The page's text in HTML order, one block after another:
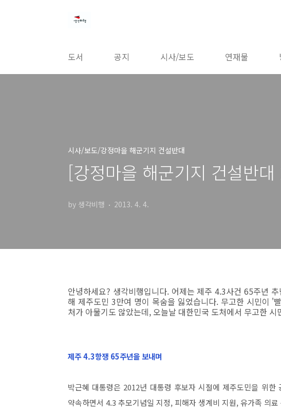
도서 공지 시사/보도 연재물
시사/보도/강정마을 해군기지 건설반대
[강정마을 해군기지 건설반
by 생각비행 2013. 4. 4.
안녕하세요? 생각비행입니다. 어제는 제주 4.3사건 65주년
해 제주도민 3만여 명이 목숨을 잃었습니다. 무고한 시민이 '
처가 아물기도 않았는데, 오늘날 대한민국 도처에서 무고한
제주 4.3항쟁 65주년을 보내며
박근혜 대통령은 2012년 대통령 후보자 시절에 제주도민을 위
약속하면서 4.3 추모기념일 지정, 피해자 생계비 지원, 유가족 의